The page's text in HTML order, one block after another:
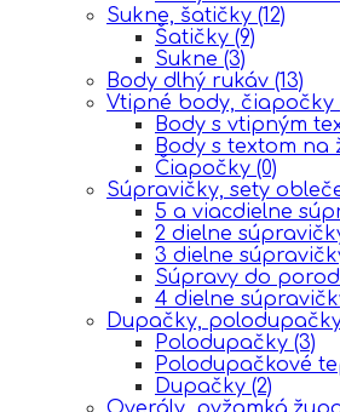
Sukne, šatičky (12)
Šatičky (9)
Sukne (3)
Body dlhý rukáv (13)
Vtipné body, čiapočky
Body s vtipným
Body s textom na
Čiapočky (0)
Súpravičky, sety
5 a viacdielne
2 dielne
3 dielne
Súpravy do
4 dielne
Dupačky,
Polodupačky (3)
Polodupačkové
Dupačky (2)